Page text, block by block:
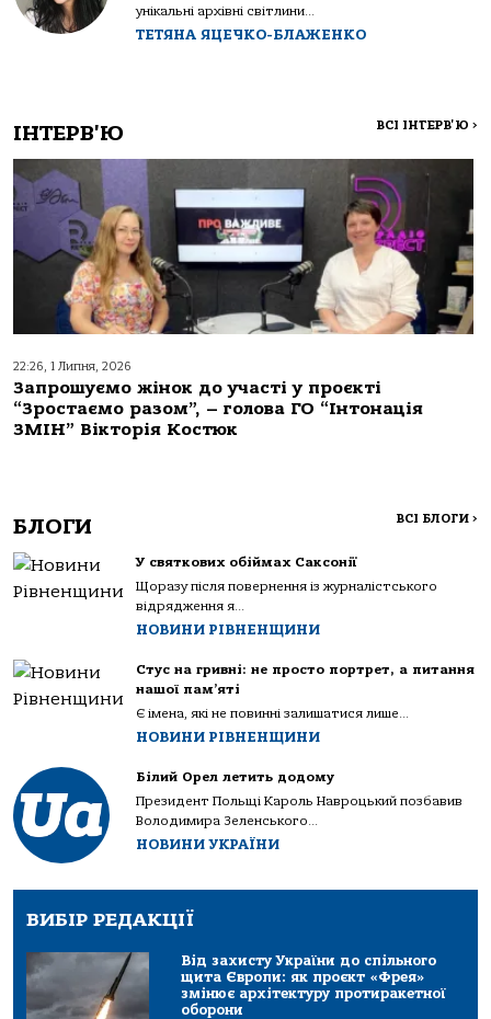
унікальні архівні світлини...
ТЕТЯНА ЯЦЕЧКО-БЛАЖЕНКО
ІНТЕРВ'Ю ВСІ ІНТЕРВ'Ю >
22:26, 1 Липня, 2026
Запрошуємо жінок до участі у проєкті
“Зростаємо разом”, – голова ГО “Інтонація
ЗМІН” Вікторія Костюк
БЛОГИ ВСІ БЛОГИ >
У святкових обіймах Саксонії
Щоразу після повернення із журналістського
відрядження я...
НОВИНИ РІВНЕНЩИНИ
Стус на гривні: не просто портрет, а питання
нашої пам’яті
Є імена, які не повинні залишатися лише...
НОВИНИ РІВНЕНЩИНИ
Білий Орел летить додому
Президент Польщі Кароль Навроцький позбавив
Володимира Зеленського...
НОВИНИ УКРАЇНИ
ВИБІР РЕДАКЦІЇ
Від захисту України до спільного
щита Європи: як проєкт «Фрея»
змінює архітектуру протиракетної
оборони